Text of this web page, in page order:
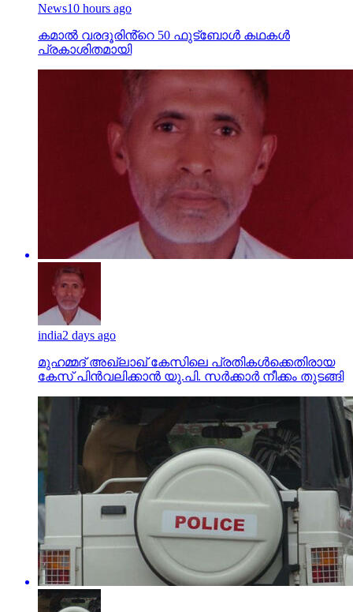
News10 hours ago
കമാൽ വരദൂരിൻ്റെ 50 ഫുട്ബോൾ കഥകൾ
പ്രകാശിതമായി
india2 days ago
മുഹമ്മദ് അഖ്‌ലാഖ് കേസിലെ പ്രതികള്‍ക്കെതിരായ
കേസ് പിന്‍വലിക്കാന്‍ യു.പി. സര്‍ക്കാര്‍ നീക്കം തുടങ്ങി